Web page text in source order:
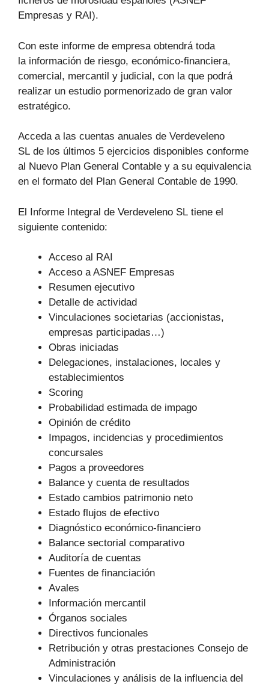
Empresas y RAI).
Con este informe de empresa obtendrá toda
la información de riesgo, económico-financiera,
comercial, mercantil y judicial, con la que podrá
realizar un estudio pormenorizado de gran valor
estratégico.
Acceda a las cuentas anuales de Verdeveleno
SL de los últimos 5 ejercicios disponibles conforme
al Nuevo Plan General Contable y a su equivalencia
en el formato del Plan General Contable de 1990.
El Informe Integral de Verdeveleno SL tiene el
siguiente contenido:
Acceso al RAI
Acceso a ASNEF Empresas
Resumen ejecutivo
Detalle de actividad
Vinculaciones societarias (accionistas,
empresas participadas…)
Obras iniciadas
Delegaciones, instalaciones, locales y
establecimientos
Scoring
Probabilidad estimada de impago
Opinión de crédito
Impagos, incidencias y procedimientos
concursales
Pagos a proveedores
Balance y cuenta de resultados
Estado cambios patrimonio neto
Estado flujos de efectivo
Diagnóstico económico-financiero
Balance sectorial comparativo
Auditoría de cuentas
Fuentes de financiación
Avales
Información mercantil
Órganos sociales
Directivos funcionales
Retribución y otras prestaciones Consejo de
Administración
Vinculaciones y análisis de la influencia del